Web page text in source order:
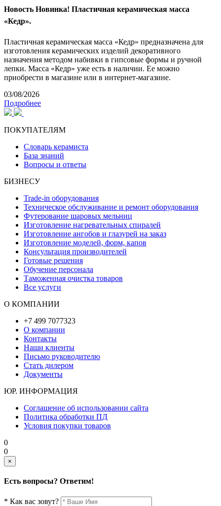
Новость Новинка! Пластичная керамическая масса
«Кедр».
Пластичная керамическая масса «Кедр» предназначена для
изготовления керамических изделий декоративного
назначения методом набивки в гипсовые формы и ручной
лепки. Масса «Кедр» уже есть в наличии. Ее можно
приобрести в магазине или в интернет-магазине.
03/08/2026
Подробнее
ПОКУПАТЕЛЯМ
Словарь керамиста
База знаний
Вопросы и ответы
БИЗНЕСУ
Trade-in оборудования
Техническое обслуживание и ремонт оборудования
Футерование шаровых мельниц
Изготовление нагревательных спиралей
Изготовление ангобов и глазурей на заказ
Изготовление моделей, форм, капов
Консультация производителей
Готовые решения
Обучение персонала
Таможенная очистка товаров
Все услуги
О КОМПАНИИ
+7 499 7077323
О компании
Контакты
Наши клиенты
Письмо руководителю
Стать дилером
Документы
ЮР. ИНФОРМАЦИЯ
Соглашение об использовании сайта
Политика обработки ПД
Условия покупки товаров
0
0
×
Есть вопросы? Ответим!
* Как вас зовут?